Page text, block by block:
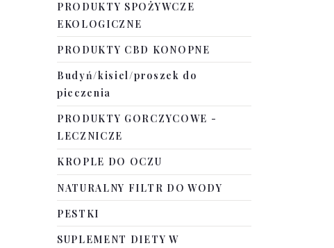
PRODUKTY SPOŻYWCZE
EKOLOGICZNE
PRODUKTY CBD KONOPNE
Budyń/kisiel/proszek do
pieczenia
PRODUKTY GORCZYCOWE -
LECZNICZE
KROPLE DO OCZU
NATURALNY FILTR DO WODY
PESTKI
SUPLEMENT DIETY W